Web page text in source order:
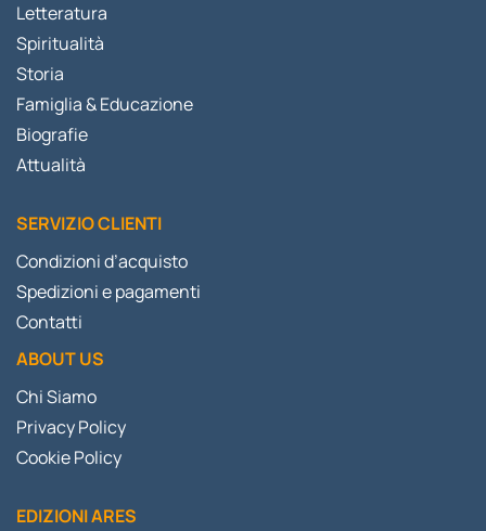
Letteratura
Spiritualità
Storia
Famiglia & Educazione
Biografie
Attualità
SERVIZIO CLIENTI
Condizioni d’acquisto
Spedizioni e pagamenti
Contatti
ABOUT US
Chi Siamo
Privacy Policy
Cookie Policy
EDIZIONI ARES